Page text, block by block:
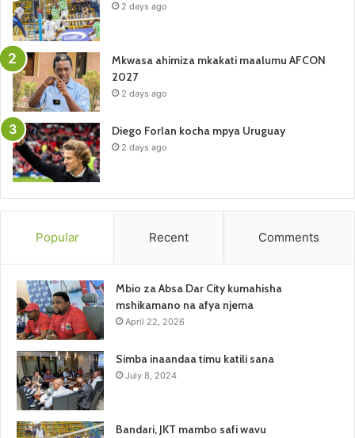
2 days ago
Mkwasa ahimiza mkakati maalumu AFCON
2027
2 days ago
Diego Forlan kocha mpya Uruguay
2 days ago
Popular Recent Comments
Mbio za Absa Dar City kumahisha
mshikamano na afya njema
April 22, 2026
Simba inaandaa timu katili sana
July 8, 2024
Bandari, JKT mambo safi wavu